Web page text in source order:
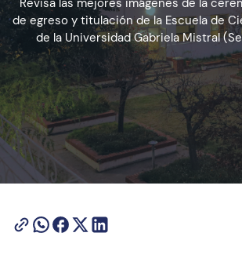
Admisión
Dirección de Desarrollo Estudiantil
Becas y Beneficios
Estudiantes
Alumni
de egreso y titulación de la Escuela de
de la Universidad Gabriela Mistral